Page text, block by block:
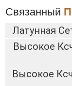
Связанный
Латунная
Высокое
Высокое